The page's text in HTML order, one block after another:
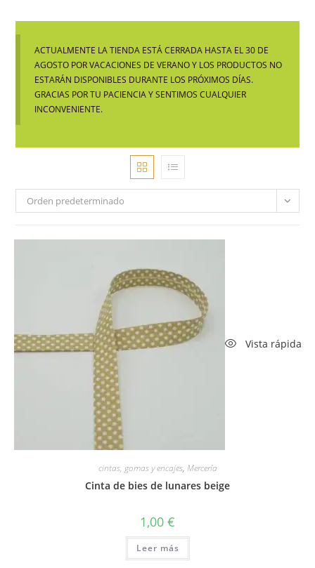
ACTUALMENTE LA TIENDA ESTÁ CERRADA HASTA EL 30 DE
AGOSTO POR VACACIONES DE VERANO Y LOS PRODUCTOS NO
ESTARÁN DISPONIBLES DURANTE LOS PRÓXIMOS DÍAS.
GRACIAS POR TU PACIENCIA Y SENTIMOS CUALQUIER
INCONVENIENTE.
Orden predeterminado
Vista rápida
cintas, gomas y encajes, Mercería
Cinta de bies de lunares beige
1,00 €
Leer más